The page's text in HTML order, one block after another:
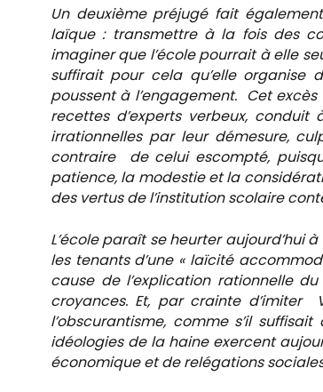
Un deuxième préjugé fait
laïque : transmettre à la fois des
imaginer que l’école pourrait à elle
suffirait pour cela qu’elle organise
poussent à l’engagement. Cet
recettes d’experts verbeux, conduit
irrationnelles par leur démesure,
contraire de celui escompté,
patience, la modestie et la
des vertus de l’institution scolaire
L’école paraît se heurter
les tenants d’une « laïcité
cause de l’explication rationnelle
croyances. Et, par crainte
l’obscurantisme, comme s’il
idéologies de la haine exercent
économique et de relégations